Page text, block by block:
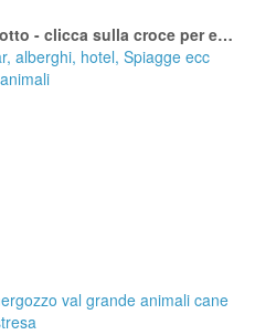
Categoria (scegli tra quelle sotto - clicca sulla croce per espanderle)
alberghi, hotel, Spiagge ecc
val grande animali cane